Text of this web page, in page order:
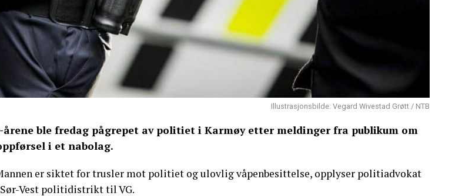
Illustrasjonsbilde: Vegard Wivestad Grøtt / NTB
årene ble fredag pågrepet av politiet i Karmøy etter meldinger fra publikum om
i et nabolag.
er siktet for trusler mot politiet og ulovlig våpenbesittelse, opplyser politiadvokat
Vest politidistrikt til VG.